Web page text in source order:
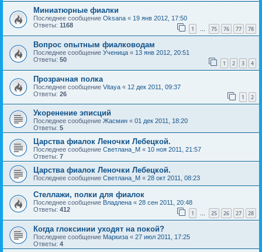
Миниатюрные фиалки
Последнее сообщение Oksana « 19 янв 2012, 17:50
Ответы: 1168 1 … 75 76 77 78
Вопрос опытным фиалководам
Последнее сообщение Ученица « 13 янв 2012, 20:51
Ответы: 50 1 2 3 4
Прозрачная полка
Последнее сообщение Vitaya « 12 дек 2011, 09:37
Ответы: 26 1 2
Укоренение эписций
Последнее сообщение Жасмин « 01 дек 2011, 18:20
Ответы: 5
Царства фиалок Леночки Лебецкой.
Последнее сообщение Светлана_М « 10 ноя 2011, 21:57
Ответы: 7
Царства фиалок Леночки Лебецкой.
Последнее сообщение Светлана_М « 28 окт 2011, 08:23
Стеллажи, полки для фиалок
Последнее сообщение Владлена « 28 сен 2011, 20:48
Ответы: 412 1 … 25 26 27 28
Когда глоксинии уходят на покой?
Последнее сообщение Маркиза « 27 июл 2011, 17:25
Ответы: 4